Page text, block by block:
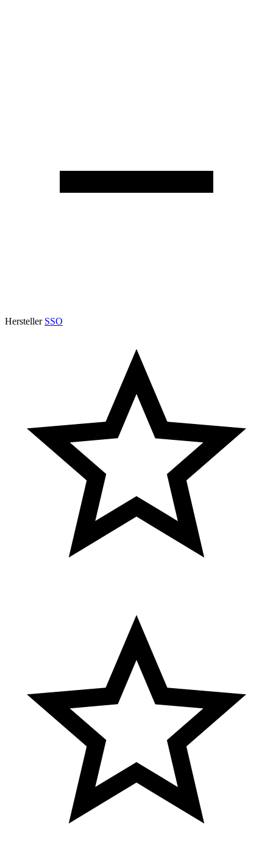
Hersteller SSO